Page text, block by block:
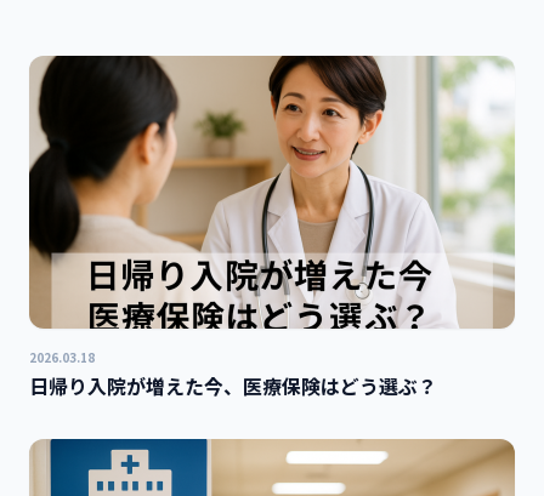
2026.03.18
日帰り入院が増えた今、医療保険はどう選ぶ？